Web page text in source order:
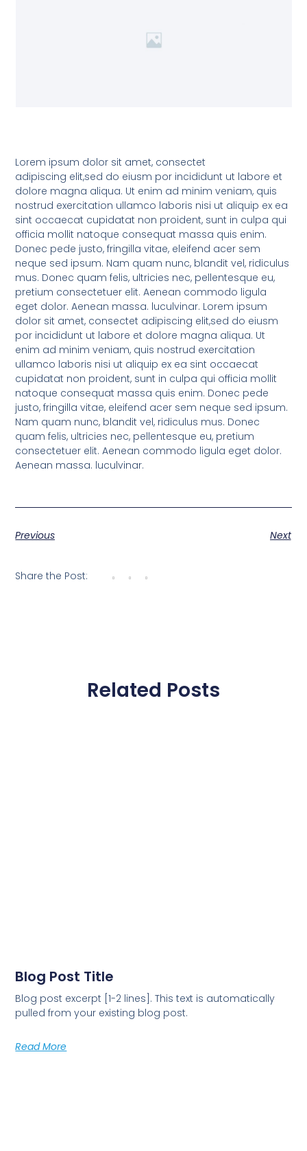
Lorem ipsum dolor sit amet, consectet
adipiscing elit,sed do eiusm por incididunt ut labore et
dolore magna aliqua. Ut enim ad minim veniam, quis
nostrud exercitation ullamco laboris nisi ut aliquip ex ea
sint occaecat cupidatat non proident, sunt in culpa qui
officia mollit natoque consequat massa quis enim.
Donec pede justo, fringilla vitae, eleifend acer sem
neque sed ipsum. Nam quam nunc, blandit vel, ridiculus
mus. Donec quam felis, ultricies nec, pellentesque eu,
pretium consectetuer elit. Aenean commodo ligula
eget dolor. Aenean massa. luculvinar. Lorem ipsum
dolor sit amet, consectet adipiscing elit,sed do eiusm
por incididunt ut labore et dolore magna aliqua. Ut
enim ad minim veniam, quis nostrud exercitation
ullamco laboris nisi ut aliquip ex ea sint occaecat
cupidatat non proident, sunt in culpa qui officia mollit
natoque consequat massa quis enim. Donec pede
justo, fringilla vitae, eleifend acer sem neque sed ipsum.
Nam quam nunc, blandit vel, ridiculus mus. Donec
quam felis, ultricies nec, pellentesque eu, pretium
consectetuer elit. Aenean commodo ligula eget dolor.
Aenean massa. luculvinar.
Previous Next
Share the Post:
Related Posts
Blog Post Title
Blog post excerpt [1-2 lines]. This text is automatically
pulled from your existing blog post.
Read More